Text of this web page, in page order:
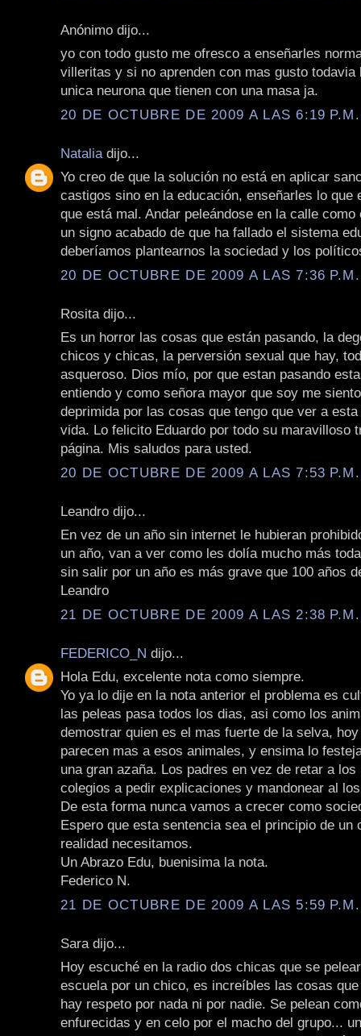
Anónimo dijo...
yo con todo gusto me ofresco a enseñarles
villeritas y si no aprenden con mas gusto todavia
unica neurona que tienen con una masa ja.
20 DE OCTUBRE DE 2009 A LAS 6:19 P.M.
Natalia dijo...
Yo creo de que la solución no está en aplicar
castigos sino en la educación, enseñarles lo que
que está mal. Andar peleándose en la calle
un signo acabado de que ha fallado el sistema
deberíamos plantearnos la sociedad y los
20 DE OCTUBRE DE 2009 A LAS 7:36 P.M.
Rosita dijo...
Es un horror las cosas que están pasando, la
chicos y chicas, la perversión sexual que hay,
asqueroso. Dios mío, por que estan pasando
entiendo y como señora mayor que soy me
deprimida por las cosas que tengo que ver a
vida. Lo felicito Eduardo por todo su maravilloso
página. Mis saludos para usted.
20 DE OCTUBRE DE 2009 A LAS 7:53 P.M.
Leandro dijo...
En vez de un año sin internet le hubieran
un año, van a ver como les dolía mucho más
sin salir por un año es más grave que 100 años
Leandro
21 DE OCTUBRE DE 2009 A LAS 2:38 P.M.
FEDERICO_N dijo...
Hola Edu, excelente nota como siempre.
Yo ya lo dije en la nota anterior el problema es
las peleas pasa todos los dias, asi como los
demostrar quien es el mas fuerte de la selva,
parecen mas a esos animales, y ensima lo
una gran azaña. Los padres en vez de retar a
colegios a pedir explicaciones y mandonear al
De esta forma nunca vamos a crecer como
Espero que esta sentencia sea el principio de un
realidad necesitamos.
Un Abrazo Edu, buenisima la nota.
Federico N.
21 DE OCTUBRE DE 2009 A LAS 5:59 P.M.
Sara dijo...
Hoy escuché en la radio dos chicas que se
escuela por un chico, es increíbles las cosas
hay respeto por nada ni por nadie. Se pelean
enfurecidas y en celo por el macho del grupo...